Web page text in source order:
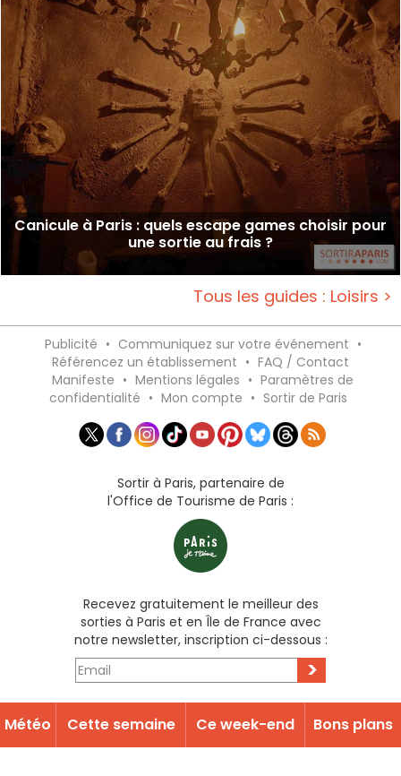
Canicule à Paris : quels escape games choisir pour
une sortie au frais ?
Tous les guides : Loisirs >
Publicité • Communiquez sur votre événement •
Référencez un établissement • FAQ / Contact
Manifeste • Mentions légales • Paramètres de
confidentialité • Mon compte • Sortir de Paris
Sortir à Paris, partenaire de
l'Office de Tourisme de Paris :
Recevez gratuitement le meilleur des
sorties à Paris et en Île de France avec
notre newsletter, inscription ci-dessous :
>
Météo Cette semaine Ce week-end Bons plans